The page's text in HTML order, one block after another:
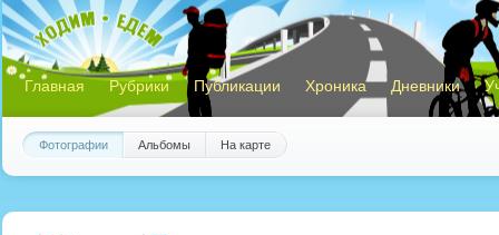
Главная Рубрики Публикации Хроника Дневники
Фотографии Альбомы На карте